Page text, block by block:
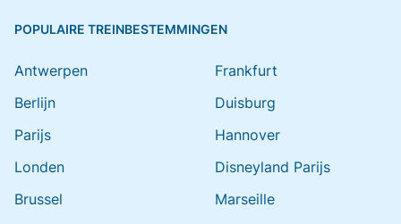
POPULAIRE TREINBESTEMMINGEN
Antwerpen
Berlijn
Parijs
Londen
Brussel
Frankfurt
Duisburg
Hannover
Disneyland Parijs
Marseille